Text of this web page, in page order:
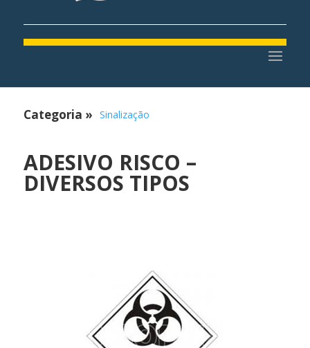
Categoria » Sinalização
ADESIVO RISCO –
DIVERSOS TIPOS